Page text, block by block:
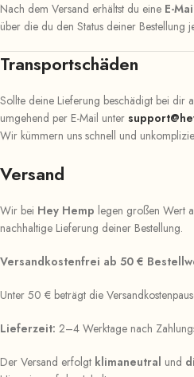
Nach dem Versand erhältst du eine E-
über die du den Status deiner Bestellung
Transportschäden
Sollte deine Lieferung beschädigt bei dir
umgehend per E-Mail unter
Wir kümmern uns schnell und
Versand
Wir bei Hey Hemp legen großen Wert
nachhaltige Lieferung deiner Bestellung.
Versandkostenfrei ab 50 €
Unter 50 € beträgt die
Lieferzeit: 2–4 Werktage nach
Der Versand erfolgt klimaneutral und